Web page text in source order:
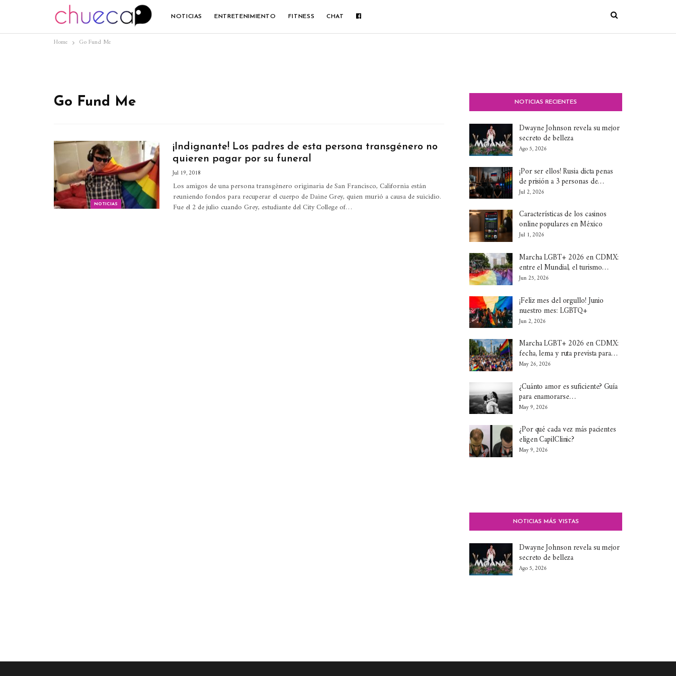
NOTICIAS ENTRETENIMIENTO FITNESS CHAT
Home Go Fund Me
Go Fund Me
NOTICIAS
¡Indignante! Los padres de esta persona transgénero no
quieren pagar por su funeral
Jul 19, 2018
Los amigos de una persona transgénero originaria de San Francisco, California están
reuniendo fondos para recuperar el cuerpo de Daine Grey, quien murió a causa de suicidio.
Fue el 2 de julio cuando Grey, estudiante del City College of…
NOTICIAS RECIENTES
Dwayne Johnson revela su mejor
secreto de belleza
Ago 5, 2026
¡Por ser ellos! Rusia dicta penas
de prisión a 3 personas de…
Jul 2, 2026
Características de los casinos
online populares en México
Jul 1, 2026
Marcha LGBT+ 2026 en CDMX:
entre el Mundial, el turismo…
Jun 25, 2026
¡Feliz mes del orgullo! Junio
nuestro mes: LGBTQ+
Jun 2, 2026
Marcha LGBT+ 2026 en CDMX:
fecha, lema y ruta prevista para…
May 26, 2026
¿Cuánto amor es suficiente? Guía
para enamorarse…
May 9, 2026
¿Por qué cada vez más pacientes
eligen CapilClinic?
May 9, 2026
NOTICIAS MÁS VISTAS
Dwayne Johnson revela su mejor
secreto de belleza
Ago 5, 2026